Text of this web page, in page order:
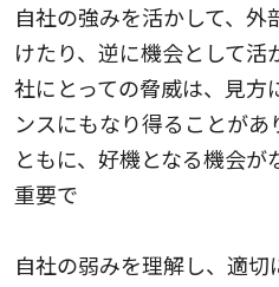
自社の強みを活かして、
けたり、逆に機会として活
社にとっての脅威は、見方
ンスにもなり得ることがあ
ともに、好機となる機会
重要で
自社の弱みを理解し、適